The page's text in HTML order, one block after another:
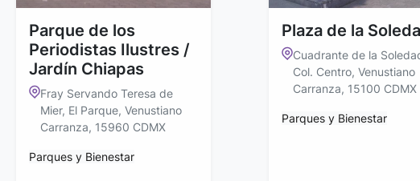
Parque de los
Periodistas Ilustres /
Jardín Chiapas
Fray Servando Teresa de
Mier, El Parque, Venustiano
Carranza, 15960 CDMX
Parques y Bienestar
Plaza de la
Cuadrante de la
Col. Centro, Venustiano
Carranza, 15100 CDMX
Parques y Bienestar